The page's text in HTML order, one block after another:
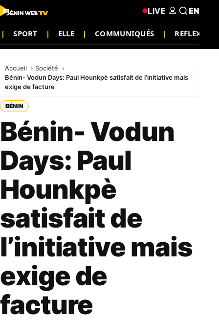
SPORT ELLE COMMUNIQUÉS REFLEXION
LIVE EN
Accueil
Société
Bénin- Vodun Days: Paul Hounkpè satisfait de l’initiative mais
exige de facture
BÉNIN
Bénin- Vodun
Days: Paul
Hounkpè
satisfait de
l’initiative mais
exige de
facture